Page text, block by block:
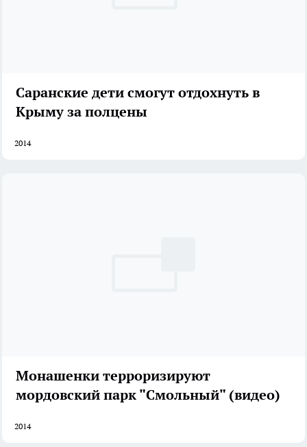
Саранские дети смогут отдохнуть в
Крыму за полцены
2014
Монашенки терроризируют
мордовский парк "Смольный" (видео)
2014